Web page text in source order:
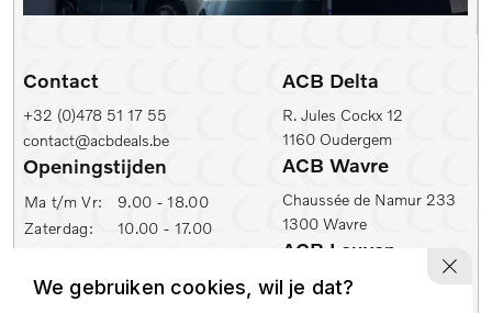
Kilometerstand Van
Kilometerstand tot
1e inschrijfdatum min
1e inschrijfdatum max
Contact
+32 (0)478 51 17 55
contact@acbdeals.be
Openingstijden
Ma t/m Vr:
9.00 - 18.00
Zaterdag:
10.00 - 17.00
ACB Zaventem
Leuvensesteenweg 430
ACB Delta
R. Jules Cockx 12
1160 Oudergem
ACB Wavre
Chaussée de Namur 233
1300 Wavre
ACB Leuven
Ambachtenlaan 2
We gebruiken cookies, wil je dat?